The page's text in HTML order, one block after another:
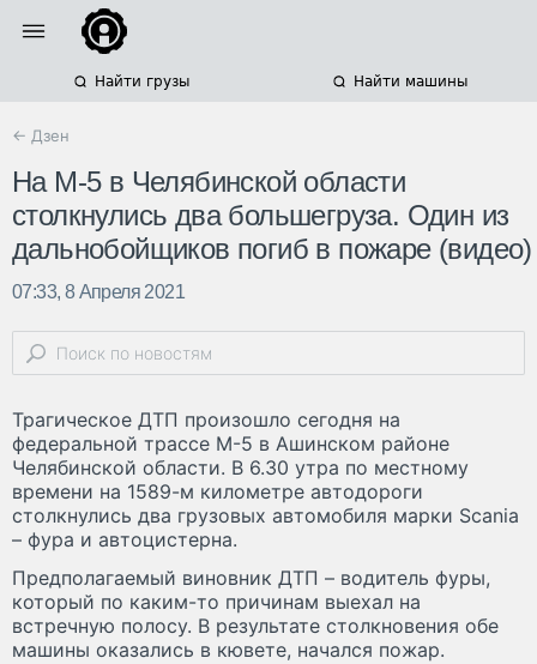
Найти грузы Найти машины
← Дзен
На М-5 в Челябинской области
столкнулись два большегруза. Один из
дальнобойщиков погиб в пожаре (видео)
07:33, 8 Апреля 2021
Трагическое ДТП произошло сегодня на
федеральной трассе М-5 в Ашинском районе
Челябинской области. В 6.30 утра по местному
времени на 1589-м километре автодороги
столкнулись два грузовых автомобиля марки Scania
– фура и автоцистерна.
Предполагаемый виновник ДТП – водитель фуры,
который по каким-то причинам выехал на
встречную полосу. В результате столкновения обе
машины оказались в кювете, начался пожар.